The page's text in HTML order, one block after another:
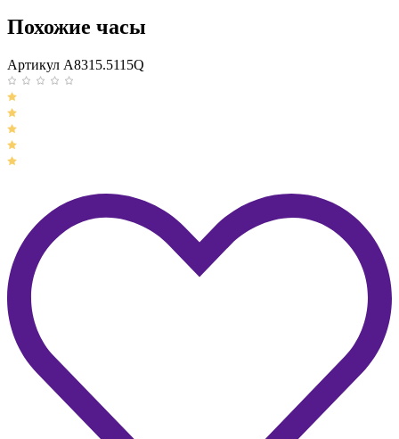
Похожие часы
Артикул A8315.5115Q